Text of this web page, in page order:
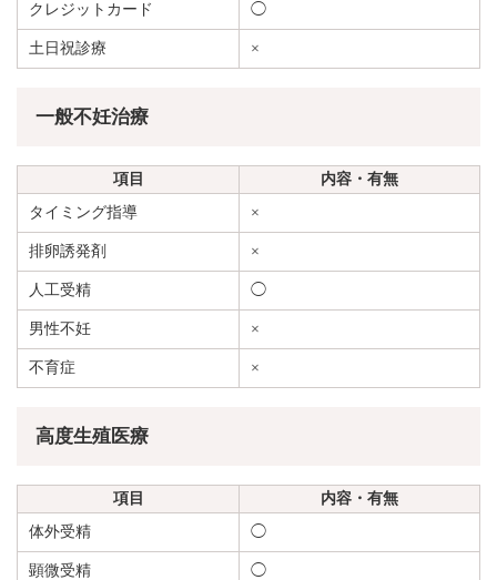
クレジットカード ◯
土日祝診療 ×
一般不妊治療
項目
内容・有無
タイミング指導
×
排卵誘発剤 ×
人工受精 ◯
男性不妊 ×
不育症 ×
高度生殖医療
項目
内容・有無
体外受精
◯
顕微受精 ◯